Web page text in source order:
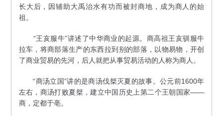
长大后，因辅助大禹治水有功而被封商地，成为商人的始
祖。
“王亥服牛”讲述了中华商业的起源。商高祖王亥驯服牛
拉车，将商部落生产的东西拉到别的部落，以物易物，开创
了商业贸易的先河，后人就把从事贸易活动的人称为商人。
“商汤立国”讲的是商汤伐桀灭夏的故事。公元前1600年
左右，商汤打败夏桀，建立中国历史上第二个王朝国家——
商，定都于亳。